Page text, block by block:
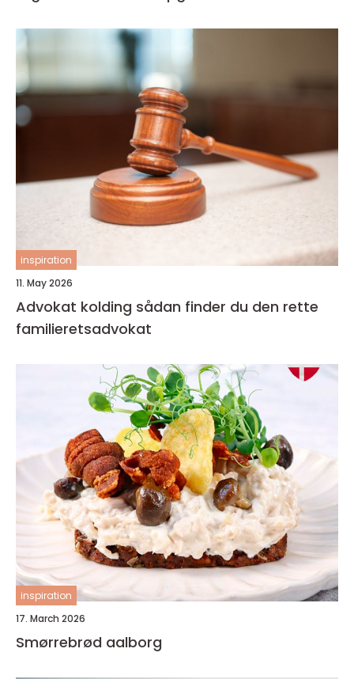
inspiration
11. May 2026
Advokat kolding sådan finder du den rette
familieretsadvokat
inspiration
17. March 2026
Smørrebrød aalborg